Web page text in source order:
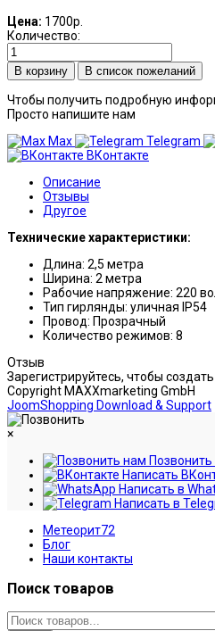
Цена: 1700р.
Количество:
В список пожеланий
Чтобы получить подробную
Просто напишите нам
Max
Telegram
ВКонтакте
Описание
Отзывы
Другое
Технические характеристики:
Длина: 2,5 метра
Ширина: 2 метра
Рабочие напряжение: 220
Тип гирлянды: уличная IP54
Провод: Прозрачный
Количество режимов: 8
Отзыв
Зарегистрируйтесь, чтобы создать
Copyright MAXXmarketing GmbH
JoomShopping Download & Support
×
Написать
Написать в
Написать в
Метеорит72
Блог
Наши контакты
Поиск товаров